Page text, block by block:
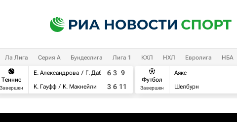
Ла Лига Серия А Бундеслига Лига 1 КХЛ НХЛ Евролига НБА
Теннис
Завершен
Е. Александрова
Г. Дабровски
К. Гауфф
К. Макнейли
6 3 9
3 6 11
Футбол
Завершен
Аякс
Шелбурн